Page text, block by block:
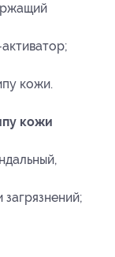
кожи.
кожи